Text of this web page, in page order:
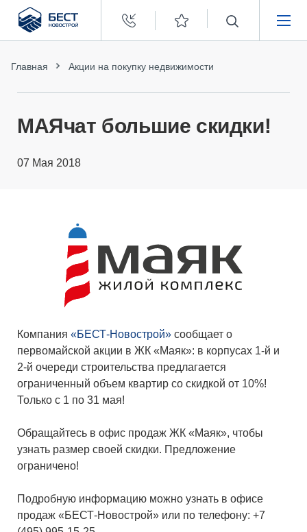
Бест
Новострой
ПОКУПАТЕЛЯМ
Главная Акции на покупку недвижимости
МАЯчат большие скидки!
07 Мая 2018
Компания «БЕСТ-Новострой» сообщает о
первомайской акции в ЖК «Маяк»: в корпусах 1-й и
2-й очереди строительства предлагается
ограниченный объем квартир со скидкой от 10%!
Только с 1 по 31 мая!
Обращайтесь в офис продаж ЖК «Маяк», чтобы
узнать размер своей скидки. Предложение
ограничено!
Подробную информацию можно узнать в офисе
продаж «БЕСТ-Новострой» или по телефону: +7